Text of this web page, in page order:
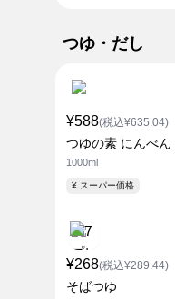
つゆ・だし
¥588(税込¥635.04)
つゆの素 にんべん
1000ml
¥ スーパー価格
¥268(税込¥289.44)
そばつゆ